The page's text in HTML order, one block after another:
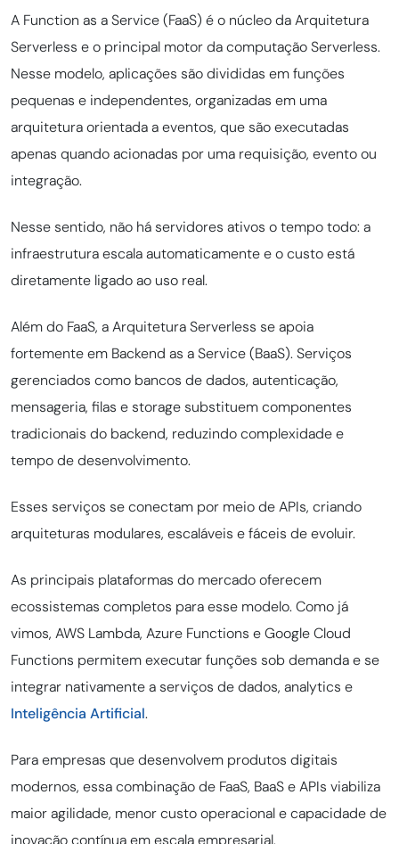
A Function as a Service (FaaS) é o núcleo da Arquitetura
Serverless e o principal motor da computação Serverless.
Nesse modelo, aplicações são divididas em funções
pequenas e independentes, organizadas em uma
arquitetura orientada a eventos, que são executadas
apenas quando acionadas por uma requisição, evento ou
integração.
Nesse sentido, não há servidores ativos o tempo todo: a
infraestrutura escala automaticamente e o custo está
diretamente ligado ao uso real.
Além do FaaS, a Arquitetura Serverless se apoia
fortemente em Backend as a Service (BaaS). Serviços
gerenciados como bancos de dados, autenticação,
mensageria, filas e storage substituem componentes
tradicionais do backend, reduzindo complexidade e
tempo de desenvolvimento.
Esses serviços se conectam por meio de APIs, criando
arquiteturas modulares, escaláveis e fáceis de evoluir.
As principais plataformas do mercado oferecem
ecossistemas completos para esse modelo. Como já
vimos, AWS Lambda, Azure Functions e Google Cloud
Functions permitem executar funções sob demanda e se
integrar nativamente a serviços de dados, analytics e
Inteligência Artificial.
Para empresas que desenvolvem produtos digitais
modernos, essa combinação de FaaS, BaaS e APIs viabiliza
maior agilidade, menor custo operacional e capacidade de
inovação contínua em escala empresarial.